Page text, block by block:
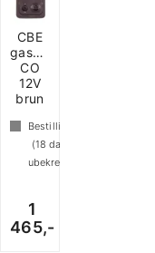
CBE
gassdetektor
CO
12V
brun
Bestillingsvare
(18 dager
ubekreftet)
1
465,-